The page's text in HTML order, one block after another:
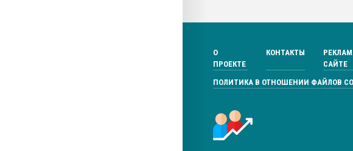
О
ПРОЕКТЕ
КОНТАКТЫ
САЙТЕ
ПОЛИТИКА В ОТНОШЕНИИ ФАЙЛОВ